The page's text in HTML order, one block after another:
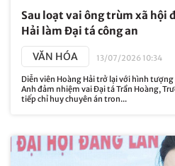
Sau loạt vai ông trùm xã hội
Hải làm Đại tá công an
VĂN HÓA 13/07/2026 10:34
Diễn viên Hoàng Hải trở lại với hình tượng
Anh đảm nhiệm vai Đại tá Trần Hoàng,
tiếp chỉ huy chuyên án tron...